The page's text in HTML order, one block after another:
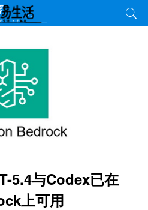
5.4与Codex已在
上可用